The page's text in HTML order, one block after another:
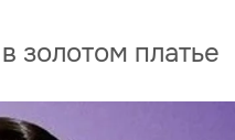
золотом платье